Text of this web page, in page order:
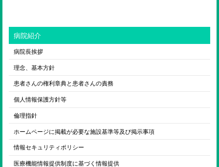
病院紹介
病院長挨拶
理念、基本方針
患者さんの権利章典と患者さんの責務
個人情報保護方針等
倫理指針
ホームページに掲載が必要な施設基準等及び掲示事項
情報セキュリティポリシー
医療機能情報提供制度に基づく情報提供